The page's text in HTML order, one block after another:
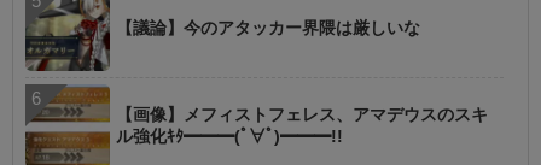
【議論】今のアタッカー界隈は厳しいな
【画像】メフィストフェレス、アマデウスのスキ
ル強化ｷﾀ━━━(ﾟ∀ﾟ)━━━!!